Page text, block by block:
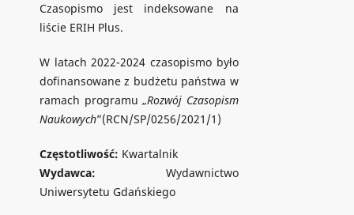
Czasopismo jest indeksowane na
liście ERIH Plus.
W latach 2022-2024 czasopismo było
dofinansowane z budżetu państwa w
ramach programu „Rozwój Czasopism
Naukowych”(RCN/SP/0256/2021/1)
Częstotliwość: Kwartalnik
Wydawca: Wydawnictwo
Uniwersytetu Gdańskiego